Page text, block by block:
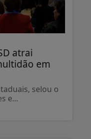
atrai
em
selou o
e...